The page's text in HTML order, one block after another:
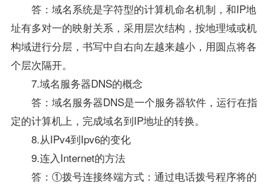
答：域名系统是字符型的计算机命名机制，和IP地
址有多对一的映射关系，采用层次结构，按地理域或机
构域进行分层，书写中自右向左越来越小，用圆点将各
个层次隔开。
7.域名服务器DNS的概念
答：域名服务器DNS是一个服务器软件，运行在指
定的计算机上，完成域名到IP地址的转换。
8.从IPv4到Ipv6的变化
9.连入Internet的方法
答：①拨号连接终端方式：通过电话拨号程序将的